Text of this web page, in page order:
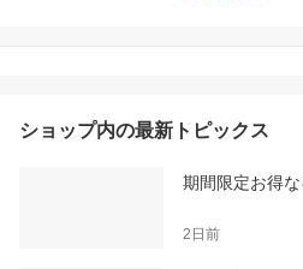
ショップ内の最新トピックス
期間限定お得
2日前